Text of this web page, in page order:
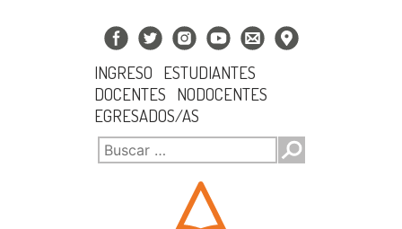
INGRESO
ESTUDIANTES
DOCENTES
NODOCENTES
EGRESADOS/AS